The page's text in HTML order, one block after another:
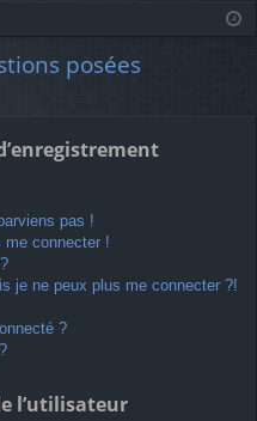
posées
pas !
connecter !
je ne peux plus me connecter ?!
?
l’utilisateur